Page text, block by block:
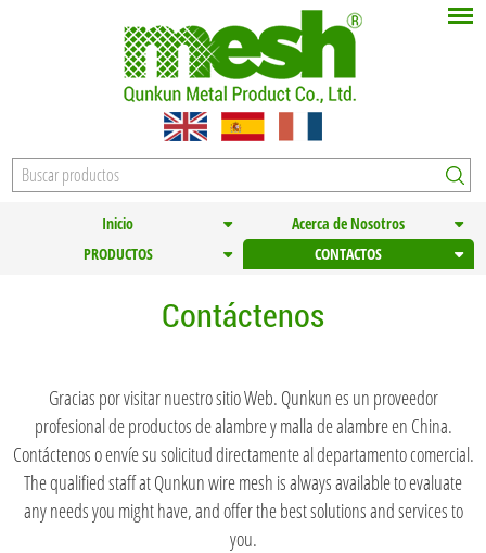
Inicio
Acerca de Nosotros
PRODUCTOS
CONTACTOS
Contáctenos
Gracias por visitar nuestro sitio Web. Qunkun es un proveedor
profesional de productos de alambre y malla de alambre en China.
Contáctenos o envíe su solicitud directamente al departamento comercial.
The qualified staff at Qunkun wire mesh is always available to evaluate
any needs you might have, and offer the best solutions and services to
you.